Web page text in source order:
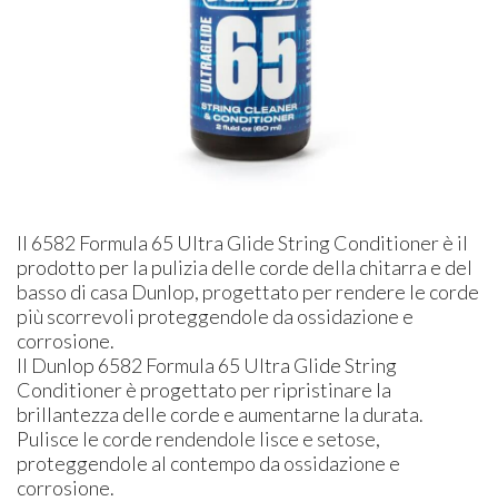
Il 6582 Formula 65 Ultra Glide String Conditioner è il
prodotto per la pulizia delle corde della chitarra e del
basso di casa Dunlop, progettato per rendere le corde
più scorrevoli proteggendole da ossidazione e
corrosione.
Il Dunlop 6582 Formula 65 Ultra Glide String
Conditioner è progettato per ripristinare la
brillantezza delle corde e aumentarne la durata.
Pulisce le corde rendendole lisce e setose,
proteggendole al contempo da ossidazione e
corrosione.